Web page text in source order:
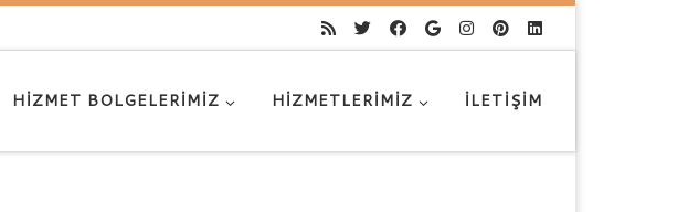
HIZMET BOLGELERIMIZ HIZMETLERIMIZ İLETIŞIM